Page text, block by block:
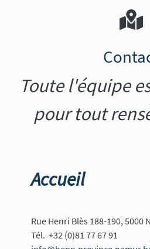
Toute l'équipe
pour tout
Accueil
Rue Henri Blès 188-190, 5000
Tél. +32 (0)81 77 67 91